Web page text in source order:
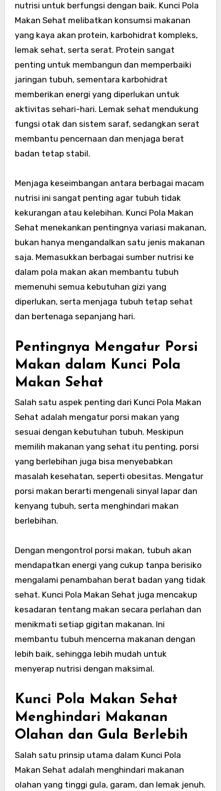
nutrisi untuk berfungsi dengan baik. Kunci Pola
Makan Sehat melibatkan konsumsi makanan
yang kaya akan protein, karbohidrat kompleks,
lemak sehat, serta serat. Protein sangat
penting untuk membangun dan memperbaiki
jaringan tubuh, sementara karbohidrat
memberikan energi yang diperlukan untuk
aktivitas sehari-hari. Lemak sehat mendukung
fungsi otak dan sistem saraf, sedangkan serat
membantu pencernaan dan menjaga berat
badan tetap stabil.
Menjaga keseimbangan antara berbagai macam
nutrisi ini sangat penting agar tubuh tidak
kekurangan atau kelebihan. Kunci Pola Makan
Sehat menekankan pentingnya variasi makanan,
bukan hanya mengandalkan satu jenis makanan
saja. Memasukkan berbagai sumber nutrisi ke
dalam pola makan akan membantu tubuh
memenuhi semua kebutuhan gizi yang
diperlukan, serta menjaga tubuh tetap sehat
dan bertenaga sepanjang hari.
Pentingnya Mengatur Porsi
Makan dalam Kunci Pola
Makan Sehat
Salah satu aspek penting dari Kunci Pola Makan
Sehat adalah mengatur porsi makan yang
sesuai dengan kebutuhan tubuh. Meskipun
memilih makanan yang sehat itu penting, porsi
yang berlebihan juga bisa menyebabkan
masalah kesehatan, seperti obesitas. Mengatur
porsi makan berarti mengenali sinyal lapar dan
kenyang tubuh, serta menghindari makan
berlebihan.
Dengan mengontrol porsi makan, tubuh akan
mendapatkan energi yang cukup tanpa berisiko
mengalami penambahan berat badan yang tidak
sehat. Kunci Pola Makan Sehat juga mencakup
kesadaran tentang makan secara perlahan dan
menikmati setiap gigitan makanan. Ini
membantu tubuh mencerna makanan dengan
lebih baik, sehingga lebih mudah untuk
menyerap nutrisi dengan maksimal.
Kunci Pola Makan Sehat
Menghindari Makanan
Olahan dan Gula Berlebih
Salah satu prinsip utama dalam Kunci Pola
Makan Sehat adalah menghindari makanan
olahan yang tinggi gula, garam, dan lemak jenuh.